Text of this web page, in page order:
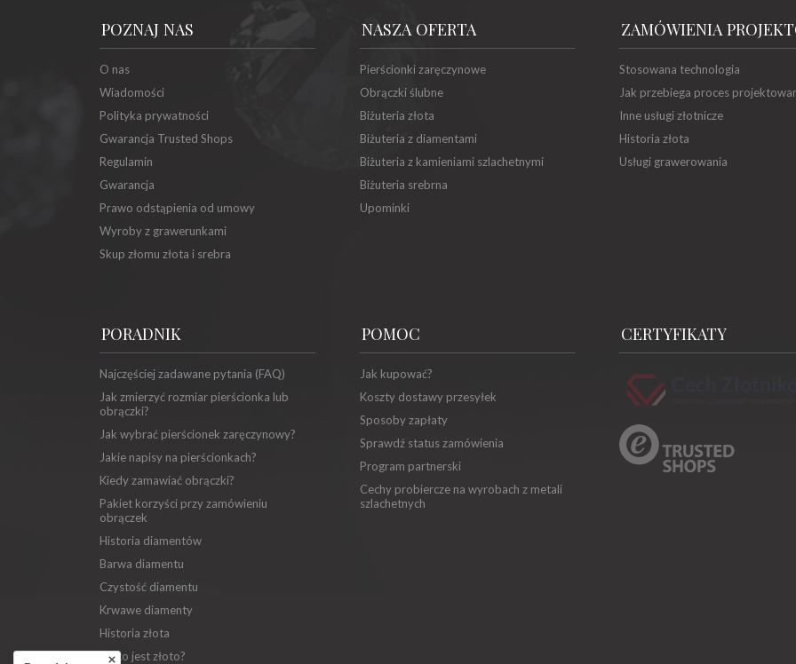
POZNAJ NAS
O nas
Wiadomości
Polityka prywatności
Gwarancja Trusted Shops
Regulamin
Gwarancja
Prawo odstąpienia od umowy
Wyroby z grawerunkami
Skup złomu złota i srebra
NASZA OFERTA
Pierścionki zaręczynowe
Obrączki ślubne
Biżuteria złota
Biżuteria z diamentami
Biżuteria z kamieniami szlachetnymi
Biżuteria srebrna
Upominki
ZAMÓWIENIA
Stosowana technologia
Jak przebiega proces
Inne usługi złotnicze
Historia złota
Usługi grawerowania
PORADNIK
Najczęściej zadawane pytania (FAQ)
Jak zmierzyć rozmiar pierścionka lub
obrączki?
Jak wybrać pierścionek zaręczynowy?
Jakie napisy na pierścionkach?
Kiedy zamawiać obrączki?
Pakiet korzyści przy zamówieniu
obrączek
Historia diamentów
Barwa diamentu
Czystość diamentu
Krwawe diamenty
Historia złota
Co to jest złoto?
POMOC
Jak kupować?
Koszty dostawy przesyłek
Sposoby zapłaty
Sprawdź status zamówienia
Program partnerski
Cechy probiercze na wyrobach z metali
szlachetnych
CERTYFIKATY